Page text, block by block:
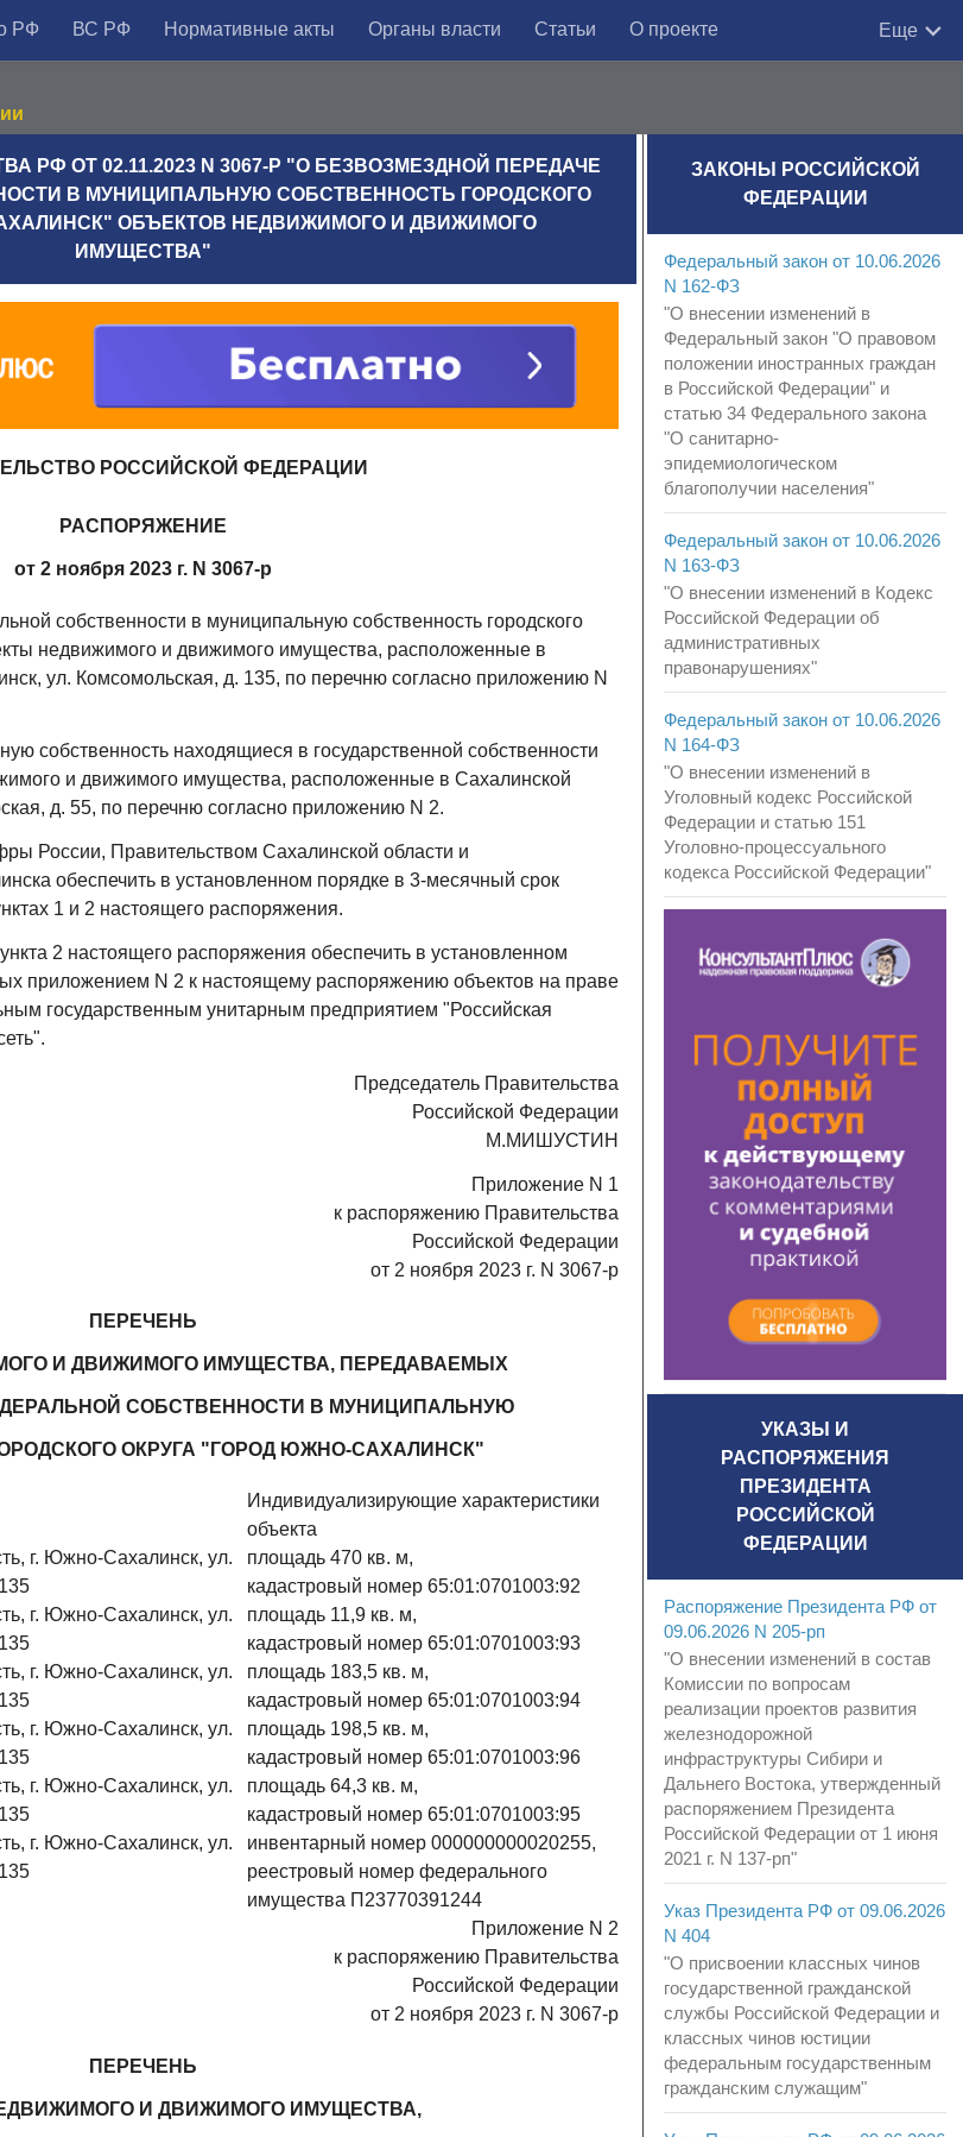
РФ ВС РФ Нормативные акты Органы власти Статьи О проекте Еще
РФ ОТ 02.11.2023 N 3067-Р "О БЕЗВОЗМЕЗДНОЙ ПЕРЕДАЧЕ
В МУНИЦИПАЛЬНУЮ СОБСТВЕННОСТЬ ГОРОДСКОГО
ОБЪЕКТОВ НЕДВИЖИМОГО И ДВИЖИМОГО
ИМУЩЕСТВА"
РОССИЙСКОЙ ФЕДЕРАЦИИ
РАСПОРЯЖЕНИЕ
от 2 ноября 2023 г. N 3067-р
собственности в муниципальную собственность городского
недвижимого и движимого имущества, расположенные в
ул. Комсомольская, д. 135, по перечню согласно приложению N
собственность находящиеся в государственной собственности
и движимого имущества, расположенные в Сахалинской
д. 55, по перечню согласно приложению N 2.
России, Правительством Сахалинской области и
обеспечить в установленном порядке в 3-месячный срок
1 и 2 настоящего распоряжения.
2 настоящего распоряжения обеспечить в установленном
приложением N 2 к настоящему распоряжению объектов на праве
государственным унитарным предприятием "Российская
Председатель Правительства
Российской Федерации
М.МИШУСТИН
Приложение N 1
к распоряжению Правительства
Российской Федерации
от 2 ноября 2023 г. N 3067-р
ПЕРЕЧЕНЬ
И ДВИЖИМОГО ИМУЩЕСТВА, ПЕРЕДАВАЕМЫХ
СОБСТВЕННОСТИ В МУНИЦИПАЛЬНУЮ
ОКРУГА "ГОРОД ЮЖНО-САХАЛИНСК"
Индивидуализирующие характеристики
объекта
г. Южно-Сахалинск, ул.
площадь 470 кв. м,
кадастровый номер 65:01:0701003:92
г. Южно-Сахалинск, ул.
площадь 11,9 кв. м,
кадастровый номер 65:01:0701003:93
г. Южно-Сахалинск, ул.
площадь 183,5 кв. м,
кадастровый номер 65:01:0701003:94
г. Южно-Сахалинск, ул.
площадь 198,5 кв. м,
кадастровый номер 65:01:0701003:96
г. Южно-Сахалинск, ул.
площадь 64,3 кв. м,
кадастровый номер 65:01:0701003:95
г. Южно-Сахалинск, ул.
инвентарный номер 000000000020255,
реестровый номер федерального
имущества П23770391244
Приложение N 2
к распоряжению Правительства
Российской Федерации
от 2 ноября 2023 г. N 3067-р
ПЕРЕЧЕНЬ
И ДВИЖИМОГО ИМУЩЕСТВА,
ЗАКОНЫ РОССИЙСКОЙ
ФЕДЕРАЦИИ
Федеральный закон от 10.06.2026
N 162-ФЗ
"О внесении изменений в
Федеральный закон "О правовом
положении иностранных граждан
в Российской Федерации" и
статью 34 Федерального закона
"О санитарно-
эпидемиологическом
благополучии населения"
Федеральный закон от 10.06.2026
N 163-ФЗ
"О внесении изменений в Кодекс
Российской Федерации об
административных
правонарушениях"
Федеральный закон от 10.06.2026
N 164-ФЗ
"О внесении изменений в
Уголовный кодекс Российской
Федерации и статью 151
Уголовно-процессуального
кодекса Российской Федерации"
УКАЗЫ И
РАСПОРЯЖЕНИЯ
ПРЕЗИДЕНТА
РОССИЙСКОЙ
ФЕДЕРАЦИИ
Распоряжение Президента РФ от
09.06.2026 N 205-рп
"О внесении изменений в состав
Комиссии по вопросам
реализации проектов развития
железнодорожной
инфраструктуры Сибири и
Дальнего Востока, утвержденный
распоряжением Президента
Российской Федерации от 1 июня
2021 г. N 137-рп"
Указ Президента РФ от 09.06.2026
N 404
"О присвоении классных чинов
государственной гражданской
службы Российской Федерации и
классных чинов юстиции
федеральным государственным
гражданским служащим"